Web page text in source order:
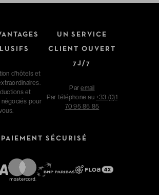
d'hôtels et
et
négociés pour
UN SERVICE
CLIENT OUVERT
7J/7
Paremail
Par téléphone au +33 (0)1
70 95 85 85
PAIEMENT SÉCURISÉ